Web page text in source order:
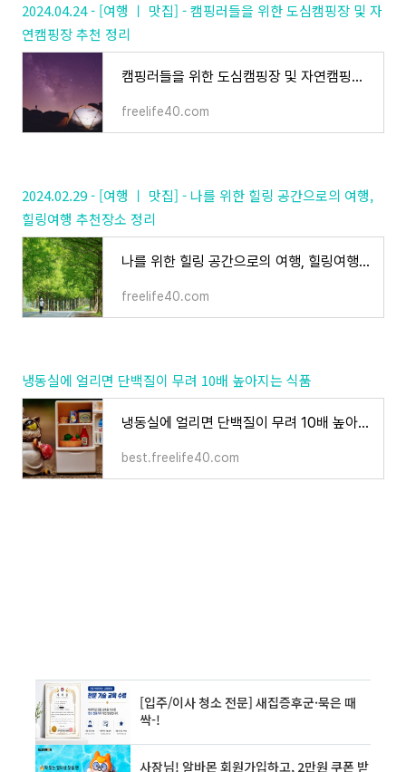
2024.04.24 - [여행 ㅣ 맛집] - 캠핑러들을 위한 도심캠핑장 및 자
연캠핑장 추천 정리
캠핑러들을 위한 도심캠핑장 및 자연캠핑장 추천 정리
freelife40.com
2024.02.29 - [여행 ㅣ 맛집] - 나를 위한 힐링 공간으로의 여행,
힐링여행 추천장소 정리
나를 위한 힐링 공간으로의 여행, 힐링여행 추천장소 정리
freelife40.com
냉동실에 얼리면 단백질이 무려 10배 높아지는 식품
냉동실에 얼리면 단백질이 무려 10배 높아지는 음식 5가지 정리 추천
best.freelife40.com